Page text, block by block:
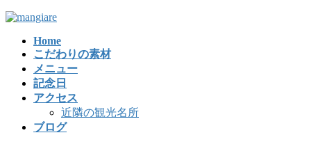
コ
ナ
Home
こだわりの素材
メニュー
記念日
アクセス
近隣の観光名所
ブログ